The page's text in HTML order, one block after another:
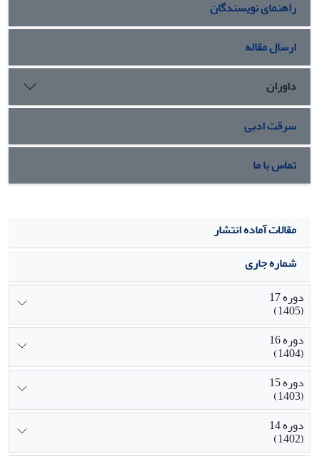
نسبت به دو مؤلفه فوق نشان می‎دهد.
نتیجه‌گیری: با توجه به نتایج بدست آمده، به نظر می‏رسد فرآیند
اسپرماتوژنز در گونه مورد مطالعه به‏شکل پیوسته صورت نمی‌گیرد
بلکه فرآیندی نیمه پیوسته یا پیوسته بالقوه است.
راهنمای نویسندگان
ارسال مقاله
داوران
سرقت ادبی
تماس با ما
مقالات آماده انتشار
شماره جاری
دوره 17
(1405)
دوره 16
(1404)
دوره 15
(1403)
دوره 14
(1402)